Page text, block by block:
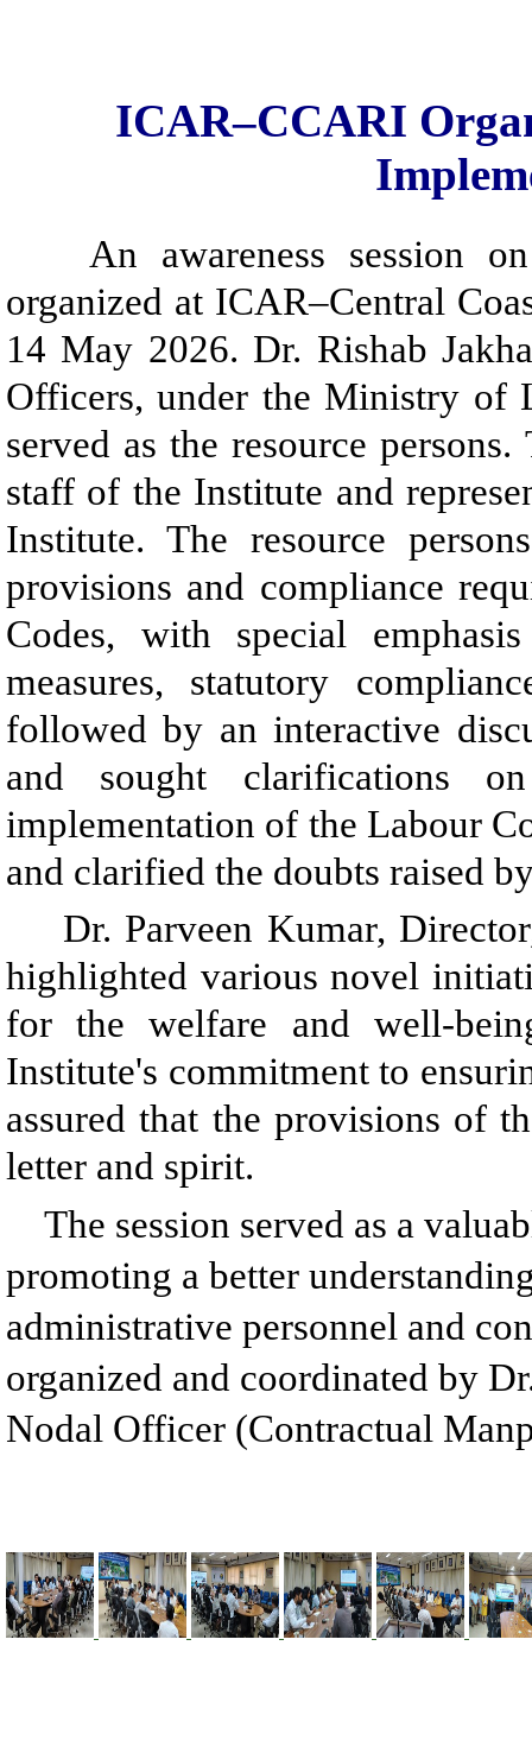
ICAR–CCARI
An awareness session
organized at ICAR–Central
14 May 2026. Dr. Rishab
Officers, under the Ministry of
served as the resource
staff of the Institute and
Institute. The resource
provisions and compliance
Codes, with special
measures, statutory
followed by an interactive
and sought clarifications
implementation of the Labour
and clarified the doubts raised
Dr. Parveen Kumar,
highlighted various novel
for the welfare and well-
Institute's commitment to
assured that the provisions of
letter and spirit.
The session served as a
promoting a better
administrative personnel and
organized and coordinated by
Nodal Officer (Contractual